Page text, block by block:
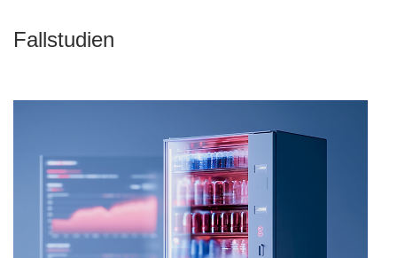
Fallstudien